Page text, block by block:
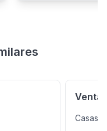
Venta
Casas